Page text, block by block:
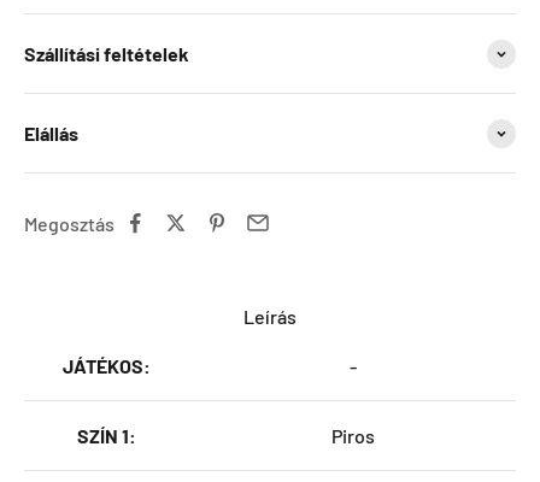
Szállítási feltételek
Elállás
Megosztás
Leírás
JÁTÉKOS: -
SZÍN 1: Piros